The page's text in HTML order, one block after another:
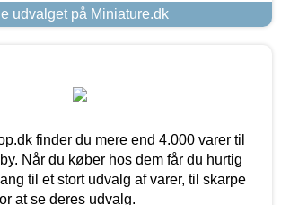
udvalget på Miniature.dk
finder du mere end 4.000 varer til
Når du køber hos dem får du hurtig
til et stort udvalg af varer, til skarpe
at se deres udvalg.